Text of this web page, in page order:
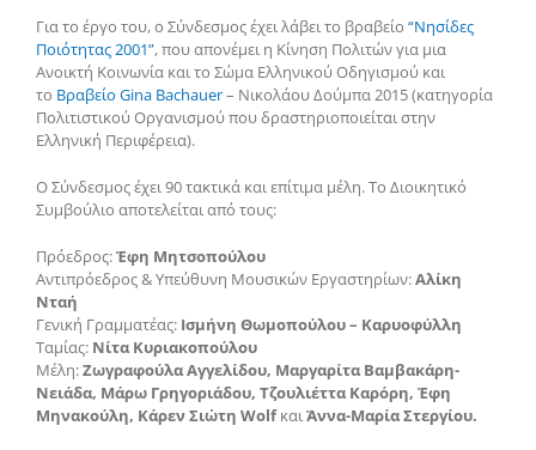
Για το έργο του, ο Σύνδεσμος έχει λάβει το βραβείο “Νησίδες
Ποιότητας 2001”, που απονέμει η Κίνηση Πολιτών για μια
Ανοικτή Κοινωνία και το Σώμα Ελληνικού Οδηγισμού και
το Βραβείο Gina Bachauer– Νικολάου Δούμπα 2015 (κατηγορία
Πολιτιστικού Οργανισμού που δραστηριοποιείται στην
Ελληνική Περιφέρεια).
Ο Σύνδεσμος έχει 90 τακτικά και επίτιμα μέλη. Το Διοικητικό
Συμβούλιο αποτελείται από τους:
Πρόεδρος:Έφη Μητσοπούλου
Αντιπρόεδρος & Υπεύθυνη Μουσικών Εργαστηρίων:Αλίκη
Νταή
Γενική Γραμματέας: Ισμήνη Θωμοπούλου – Καρυοφύλλη
Ταμίας: Νίτα Κυριακοπούλου
Μέλη:Ζωγραφούλα Αγγελίδου, Μαργαρίτα Βαμβακάρη-
Νειάδα, Μάρω Γρηγοριάδου, Τζουλιέττα Καρόρη, Έφη
Μηνακούλη, Κάρεν Σιώτη WolfκαιΆννα-Μαρία Στεργίου.